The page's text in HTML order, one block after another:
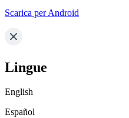
Scarica per Android
Lingue
English
Español